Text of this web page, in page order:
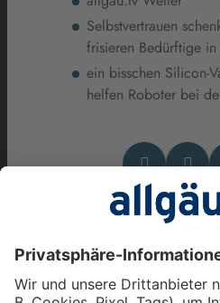
Selbstvertrauen
frisieren Bedürftige
ein bisschen Silicon-
helfen Roboter bei
Das könnte Dich